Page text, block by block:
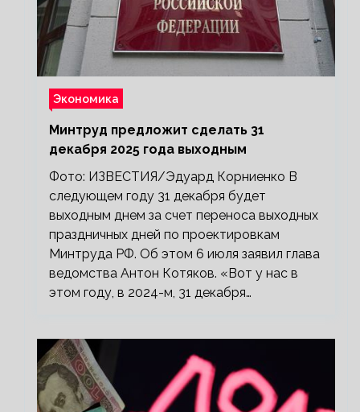
Экономика
Минтруд предложит сделать 31
декабря 2025 года выходным
Фото: ИЗВЕСТИЯ/Эдуард Корниенко В
следующем году 31 декабря будет
выходным днем за счет переноса выходных
праздничных дней по проектировкам
Минтруда РФ. Об этом 6 июля заявил глава
ведомства Антон Котяков. «Вот у нас в
этом году, в 2024-м, 31 декабря…